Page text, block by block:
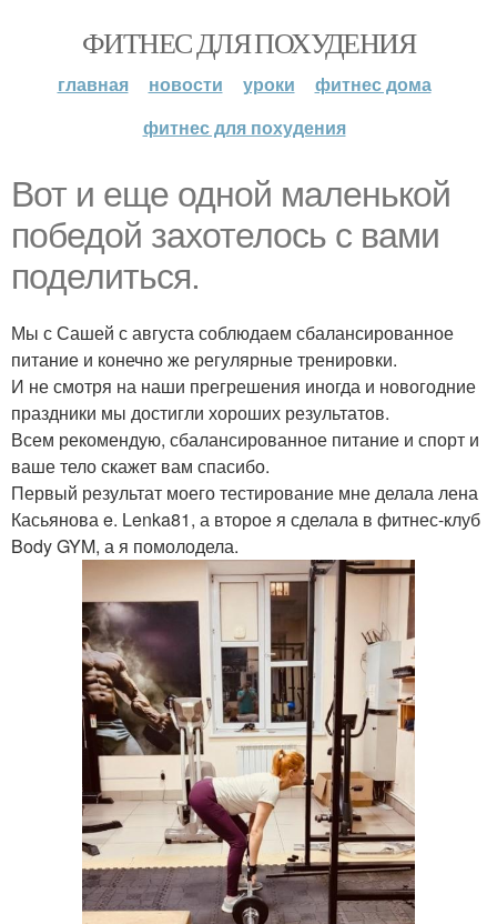
ФИТНЕС ДЛЯ ПОХУДЕНИЯ
главная новости уроки
фитнес дома
фитнес для похудения
Вот и еще одной маленькой
победой захотелось с вами
поделиться.
Мы с Сашей с августа соблюдаем сбалансированное
питание и конечно же регулярные тренировки.
И не смотря на наши прегрешения иногда и новогодние
праздники мы достигли хороших результатов.
Всем рекомендую, сбалансированное питание и спорт и
ваше тело скажет вам спасибо.
Первый результат моего тестирование мне делала лена
Касьянова e. Lenka81, а второе я сделала в фитнес-клуб
Body GYM, а я помолодела.